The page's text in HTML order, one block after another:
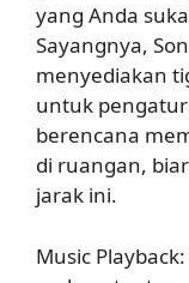
yang Anda
Sayangnya,
menyediakan
untuk
berencana
di ruangan,
jarak ini.
Music